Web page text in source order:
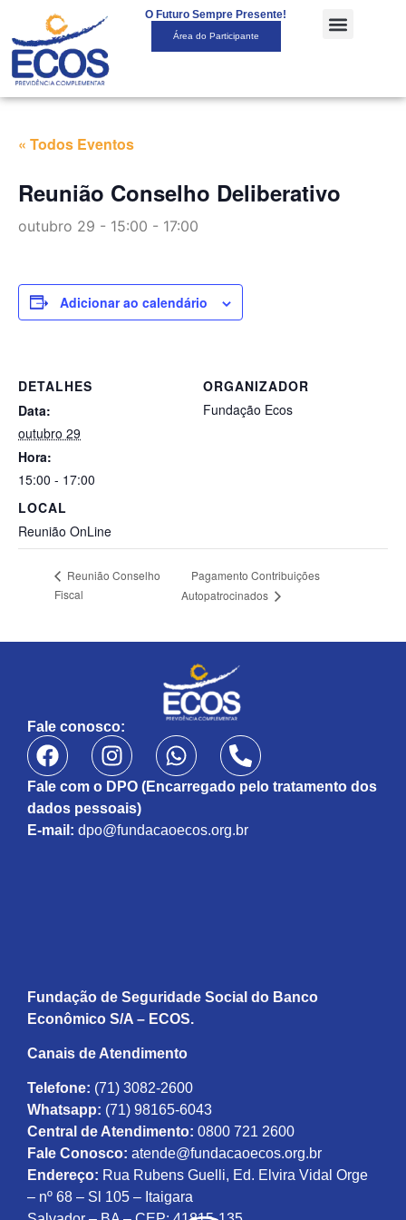
O Futuro Sempre Presente!
Área do Participante
« Todos Eventos
Reunião Conselho Deliberativo
outubro 29 - 15:00 - 17:00
Adicionar ao calendário
DETALHES
Data:
outubro 29
Hora:
15:00 - 17:00
LOCAL
Reunião OnLine
ORGANIZADOR
Fundação Ecos
Reunião Conselho
Fiscal
Pagamento Contribuições
Autopatrocinados
Fale conosco:
Fale com o DPO (Encarregado pelo tratamento dos
dados pessoais)
E-mail: dpo@fundacaoecos.org.br
Fundação de Seguridade Social do Banco
Econômico S/A – ECOS.
Canais de Atendimento
Telefone: (71) 3082-2600
Whatsapp: (71) 98165-6043
Central de Atendimento: 0800 721 2600
Fale Conosco: atende@fundacaoecos.org.br
Endereço: Rua Rubens Guelli, Ed. Elvira Vidal Orge
– nº 68 – Sl 105 – Itaigara